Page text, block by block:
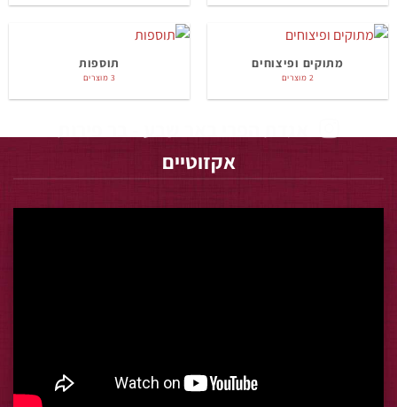
מתוקים ופיצוחים
2 מוצרים
תוספות
3 מוצרים
אקזוטיים